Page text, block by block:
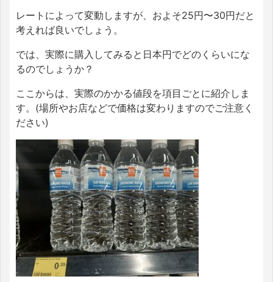
レートによって変動しますが、およそ25円〜30円だと
考えれば良いでしょう。
では、実際に購入してみると日本円でどのくらいにな
るのでしょうか？
ここからは、実際のかかる値段を項目ごとに紹介しま
す。(場所やお店などで価格は変わりますのでご注意く
ださい)